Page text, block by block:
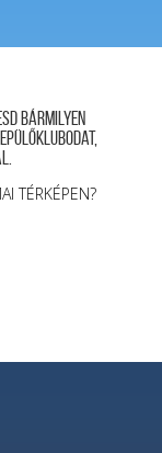
bármilyen
TÉRKÉPEN?